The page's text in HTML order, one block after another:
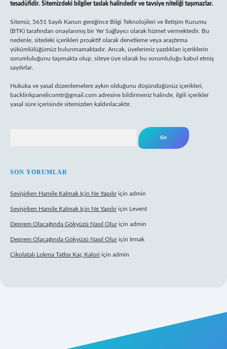
tesadüfidir. Sitemizdeki bilgiler taslak halindedir ve tavsiye niteliği taşımazlar.
Sitemiz, 5651 Sayılı Kanun gereğince Bilgi Teknolojileri ve İletişim Kurumu
(BTK) tarafından onaylanmış bir Yer Sağlayıcı olarak hizmet vermektedir. Bu
nedenle, sitedeki içerikleri proaktif olarak denetleme veya araştırma
yükümlülüğümüz bulunmamaktadır. Ancak, üyelerimiz yazdıkları içeriklerin
sorumluluğunu taşımakta olup, siteye üye olarak bu sorumluluğu kabul etmiş
sayılırlar.
Hukuka ve yasal düzenlemelere aykırı olduğunu düşündüğünüz içerikleri,
backlinkpanelicomtr@gmail.com adresine bildirmeniz halinde, ilgili içerikler
yasal süre içerisinde sitemizden kaldırılacaktır.
SON YORUMLAR
Sevişirken Hamile Kalmak Için Ne Yapılıriçin admin
Sevişirken Hamile Kalmak Için Ne Yapılıriçin Levent
Deprem Olacağında Gökyüzü Nasıl Oluriçin admin
Deprem Olacağında Gökyüzü Nasıl Oluriçin Irmak
Çikolatalı Lokma Tatlısı Kaç Kalori için admin